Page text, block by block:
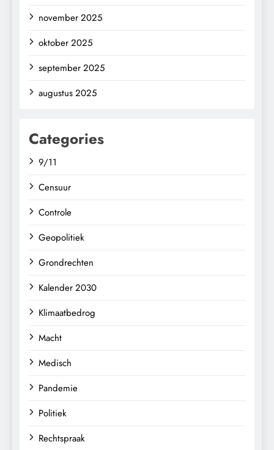
november 2025
oktober 2025
september 2025
augustus 2025
Categories
9/11
Censuur
Controle
Geopolitiek
Grondrechten
Kalender 2030
Klimaatbedrog
Macht
Medisch
Pandemie
Politiek
Rechtspraak